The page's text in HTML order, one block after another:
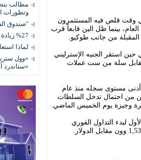
مطالب
وتطورات
"صندوق
%27 زيادة قيمة المدفوعات الرقمية
لماذا
«وول
«ستاندرد
في وقت قلص فيه المستثمرون
بينما ظل الين قابعاً قرب
في حين استقر الجنيه الإسترليني
مقابل سلة من ست عملات
قريباً من أدنى مستوى سجله منذ عام
من احتمال تدخل السلطات
وجيزة يوم الخميس الماضي.
لبدء التداول الفوري